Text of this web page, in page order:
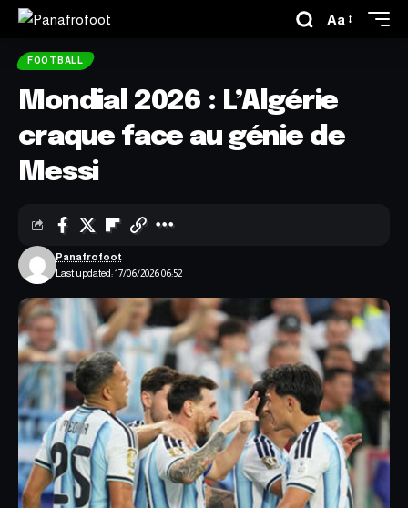
Aa
FOOTBALL
Mondial 2026 : L’Algérie
craque face au génie de
Messi
Last updated: 17/06/2026 06:52
Panafrofoot